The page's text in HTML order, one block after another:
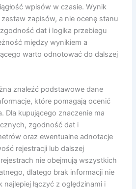
wpisów w czasie. Wynik
zapisów, a nie ocenę stanu
dat i logika przebiegu
między wynikiem a
warto odnotować do dalszej
znaleźć podstawowe dane
które pomagają ocenić
Dla kupującego znaczenie ma
zgodność dat i
oraz ewentualne adnotacje
rejestracji lub dalszej
nie obejmują wszystkich
dlatego brak informacji nie
najlepiej łączyć z oględzinami i